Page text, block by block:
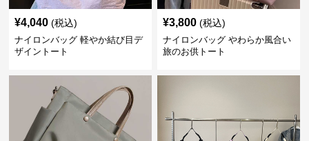
¥4,040 (税込)
ナイロンバッグ 軽やか結び目デ
ザイントート
¥3,800 (税込)
ナイロンバッグ やわらか風合い
旅のお供トート